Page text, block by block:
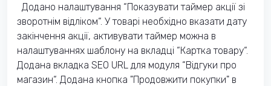
Додано налаштування “Показувати таймер акції зі
зворотнім відліком“. У товарі необхідно вказати дату
закінчення акції, активувати таймер можна в
налаштуваннях шаблону на вкладці “Картка товару“.
Додана вкладка SEO URL для модуля “Відгуки про
магазин“. Додана кнопка "Продовжити покупки" в